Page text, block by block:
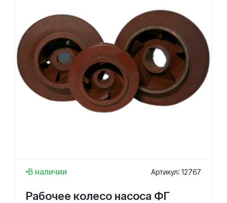
В наличии Артикул: 12767
Рабочее колесо насоса ФГ